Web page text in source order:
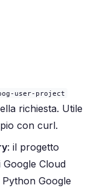
user-project
richiesta. Utile
con curl.
: il progetto
Cloud
Google